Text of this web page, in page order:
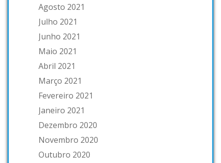
Agosto 2021
Julho 2021
Junho 2021
Maio 2021
Abril 2021
Março 2021
Fevereiro 2021
Janeiro 2021
Dezembro 2020
Novembro 2020
Outubro 2020